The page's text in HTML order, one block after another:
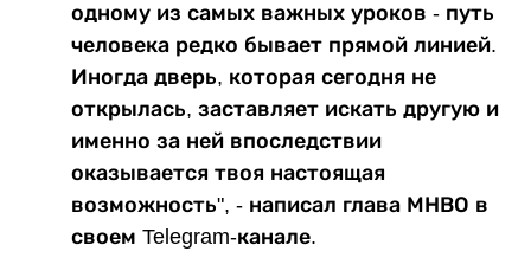
одному из самых важных уроков - путь
человека редко бывает прямой линией.
Иногда дверь, которая сегодня не
открылась, заставляет искать другую и
именно за ней впоследствии
оказывается твоя настоящая
возможность", - написал глава МНВО в
своем Telegram-канале.